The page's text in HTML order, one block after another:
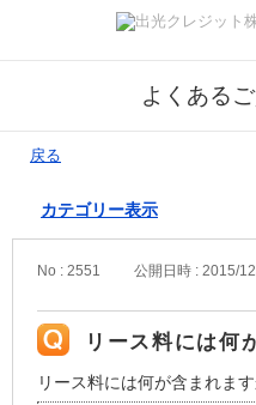
よくある
戻る
カテゴリー表示
No : 2551 公開日時 : 2015/
リース料には何
リース料には何が含まれます